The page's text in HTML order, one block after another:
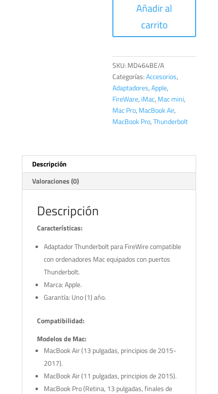
Thunderbolt
a
cantidad
Añadir al
carrito
SKU: MD464BE/A
Categorías:Accesorios,
Adaptadores,Apple,
FireWare, iMac, Mac mini,
Mac Pro, MacBook Air,
MacBook Pro,Thunderbolt
Descripción
Valoraciones (0)
Descripción
Características:
Adaptador Thunderbolt para FireWire compatible
con ordenadores Mac equipados con puertos
Thunderbolt.
Marca: Apple.
Garantía: Uno (1) año.
Compatibilidad:
Modelos de Mac:
MacBook Air (13 pulgadas, principios de 2015-
2017).
MacBook Air (11 pulgadas, principios de 2015).
MacBook Pro (Retina, 13 pulgadas, finales de